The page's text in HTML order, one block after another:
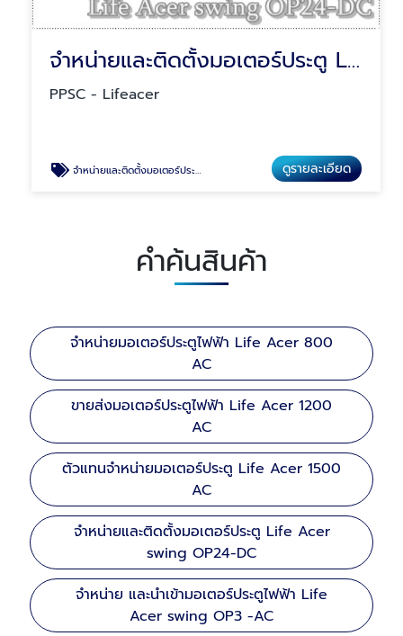
จำหน่ายและติดตั้งมอเตอร์ประตู Life Acer swing OP24-DC
PPSC - Lifeacer
จำหน่ายและติดตั้งมอเตอร์ประตู Life Acer swing OP24-DC ดูรายละเอียด
คำค้นสินค้า
จำหน่ายมอเตอร์ประตูไฟฟ้า Life Acer 800
AC
ขายส่งมอเตอร์ประตูไฟฟ้า Life Acer 1200
AC
ตัวแทนจำหน่ายมอเตอร์ประตู Life Acer 1500
AC
จำหน่ายและติดตั้งมอเตอร์ประตู Life Acer
swing OP24-DC
จำหน่าย และนำเข้ามอเตอร์ประตูไฟฟ้า Life
Acer swing OP3 -AC